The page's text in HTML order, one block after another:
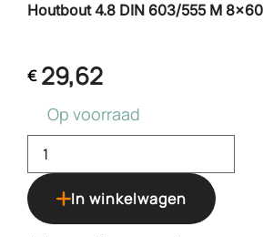
Houtbout 4.8 DIN 603/555 M
€29,62
Op voorraad
In winkelwagen